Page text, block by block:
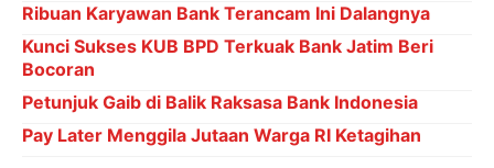
Ribuan Karyawan Bank Terancam Ini Dalangnya
Kunci Sukses KUB BPD Terkuak Bank Jatim Beri
Bocoran
Petunjuk Gaib di Balik Raksasa Bank Indonesia
Pay Later Menggila Jutaan Warga RI Ketagihan